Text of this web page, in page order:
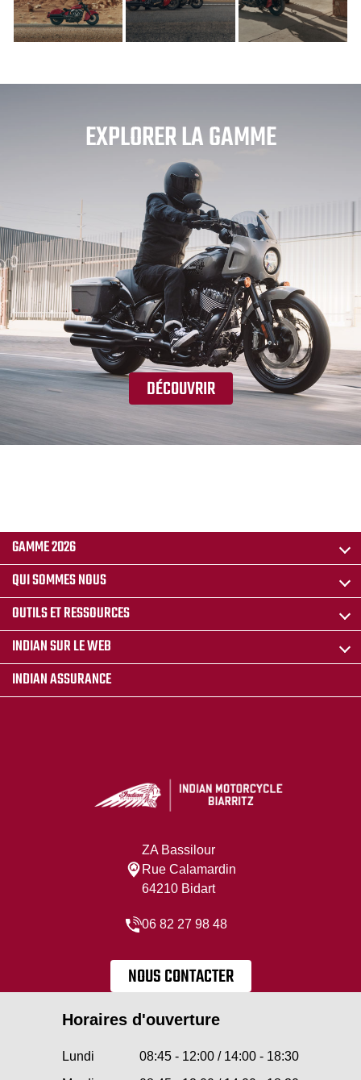
EXPLORER LA GAMME
DÉCOUVRIR
GAMME 2026
QUI SOMMES NOUS
OUTILS ET RESSOURCES
INDIAN SUR LE WEB
INDIAN ASSURANCE
ZA Bassilour
Rue Calamardin
64210 Bidart
06 82 27 98 48
NOUS CONTACTER
Horaires d'ouverture
Lundi
08:45 - 12:00 / 14:00 - 18:30